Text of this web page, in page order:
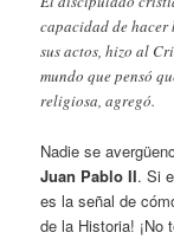
capacidad de hacer
sus actos, hizo al
mundo que pensó
religiosa, agregó.
Nadie se
Juan Pablo II. Si
es la señal de
de la Historia! ¡No